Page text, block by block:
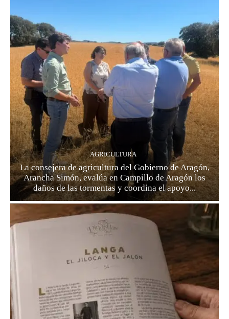
AGRICULTURA
La consejera de agricultura del Gobierno de Aragón,
Arancha Simón, evalúa en Campillo de Aragón los
daños de las tormentas y coordina el apoyo...